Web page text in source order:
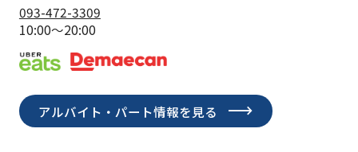
093-472-3309
10:00～20:00
アルバイト・パート情報を見る